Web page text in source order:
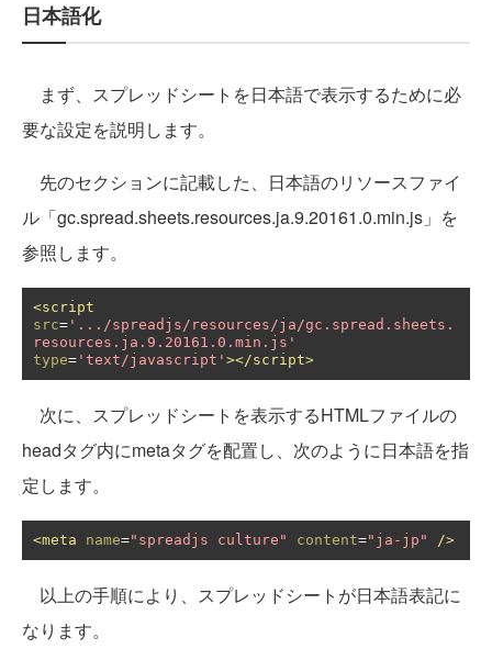
日本語化
まず、スプレッドシートを日本語で表示するために必
要な設定を説明します。
先のセクションに記載した、日本語のリソースファイ
ル「gc.spread.sheets.resources.ja.9.20161.0.min.js」を
参照します。
<script
src= '.../spreadjs/resources/ja/gc.spread.sheets.
resources.ja.9.20161.0.min.js'
type= 'text/javascript' ></script>
次に、スプレッドシートを表示するHTMLファイルの
headタグ内にmetaタグを配置し、次のように日本語を指
定します。
<meta name="spreadjs culture" content="ja-jp" />
以上の手順により、スプレッドシートが日本語表記に
なります。